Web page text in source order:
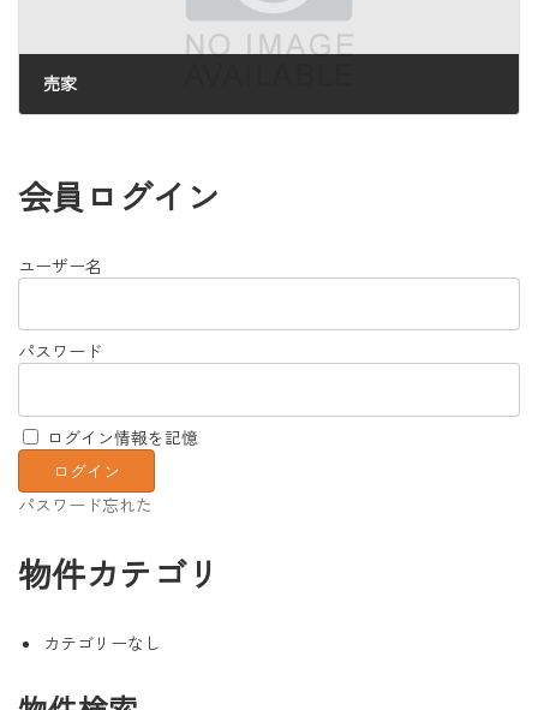
売家
会員ログイン
ユーザー名
パスワード
ログイン情報を記憶
パスワード忘れた
物件カテゴリ
カテゴリーなし